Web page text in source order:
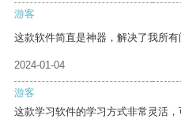
游客
这款软件简直是神器，解决了我所有
2024-01-04
游客
这款学习软件的学习方式非常灵活